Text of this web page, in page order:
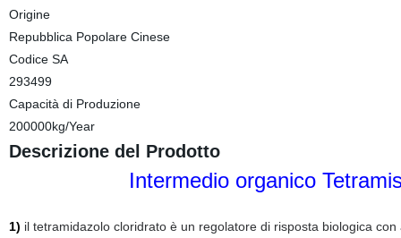
Origine
Repubblica Popolare Cinese
Codice SA
293499
Capacità di Produzione
200000kg/Year
Descrizione del Prodotto
Intermedio organico
1) il tetramidazolo cloridrato è un regolatore di risposta biologica